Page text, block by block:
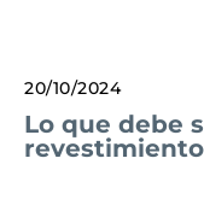
20/10/2024
Lo que debe